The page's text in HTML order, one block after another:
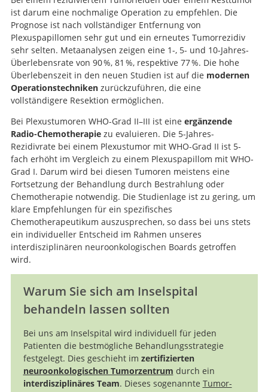
ist darum eine nochmalige Operation zu empfehlen. Die
Prognose ist nach vollständiger Entfernung von
Plexuspapillomen sehr gut und ein erneutes Tumorrezidiv
sehr selten. Metaanalysen zeigen eine 1-, 5- und 10-Jahres-
Überlebensrate von 90 %, 81 %, respektive 77 %. Die hohe
Überlebenszeit in den neuen Studien ist auf die modernen
Operationstechnikenzurückzuführen, die eine
vollständigere Resektion ermöglichen.
Bei Plexustumoren WHO-Grad II–III ist eine ergänzende
Radio-Chemotherapiezu evaluieren. Die 5-Jahres-
Rezidivrate bei einem Plexustumor mit WHO-Grad II ist 5-
fach erhöht im Vergleich zu einem Plexuspapillom mit WHO-
Grad I. Darum wird bei diesen Tumoren meistens eine
Fortsetzung der Behandlung durch Bestrahlung oder
Chemotherapie notwendig. Die Studienlage ist zu gering, um
klare Empfehlungen für ein spezifisches
Chemotherapeutikum auszusprechen, so dass bei uns stets
ein individueller Entscheid im Rahmen unseres
interdisziplinären neuroonkologischen Boards getroffen
wird.
Warum Sie sich am Inselspital
behandeln lassen sollten
Bei uns am Inselspital wird individuell für jeden
Patienten die bestmögliche Behandlungsstrategie
festgelegt. Dies geschieht im zertifizierten
neuroonkologischen Tumorzentrum durch ein
interdisziplinäres Team. Dieses sogenannte Tumor-